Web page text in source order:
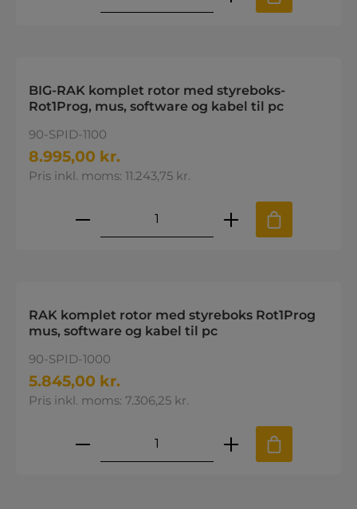
BIG-RAK komplet rotor med styreboks-
Rot1Prog, mus, software og kabel til pc
90-SPID-1100
8.995,00 kr.
Pris inkl. moms: 11.243,75 kr.
Produktmængde: Indtast den
RAK komplet rotor med styreboks Rot1Prog
mus, software og kabel til pc
90-SPID-1000
5.845,00 kr.
Pris inkl. moms: 7.306,25 kr.
Produktmængde: Indtast den